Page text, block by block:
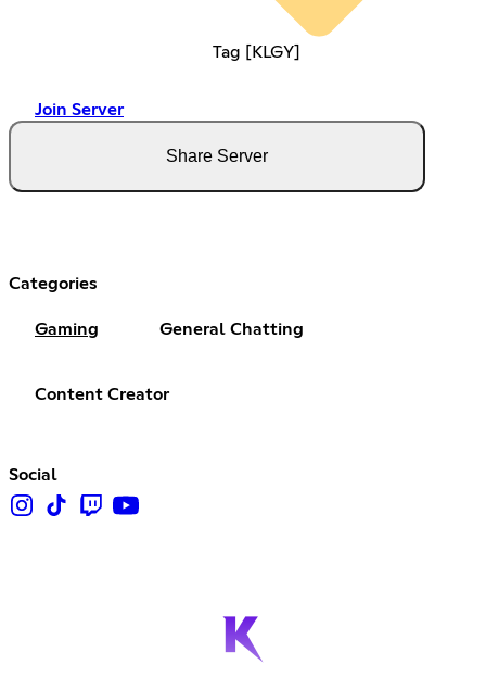
Tag [KLGY]
Join Server
Share Server
Categories
Gaming General Chatting
Content Creator
Social